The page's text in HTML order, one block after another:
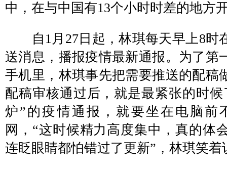
中，在与中国有13个小时时差的地方
自1月27日起，林琪每天早上8时
送消息，播报疫情最新通报。为了第
手机里，林琪事先把需要推送的配稿
配稿审核通过后，就是最紧张的时
炉”的疫情通报，就要坐在电脑前
网，“这时候精力高度集中，真的体
连眨眼睛都怕错过了更新”，林琪笑着